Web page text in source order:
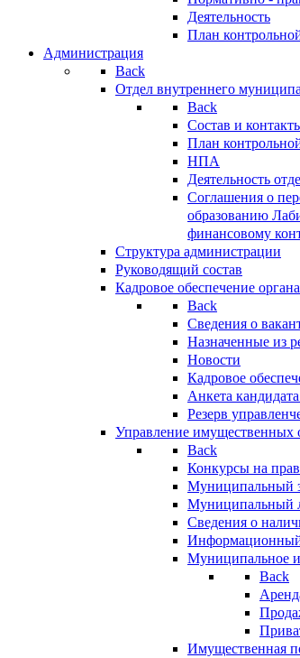
Деятельность
План
Администрация
Back
Отдел внутреннего
Back
Состав и
План
НПА
Деятельность
Соглашения о
образованию
финансовому
Структура администрации
Руководящий состав
Кадровое обеспечение
Back
Сведения о
Назначенные из
Новости
Кадровое
Анкета
Резерв
Управление имущественных
Back
Конкурсы на
Муниципальный
Муниципальный
Сведения о
Информационный
Муниципальное
Back
Имущественная